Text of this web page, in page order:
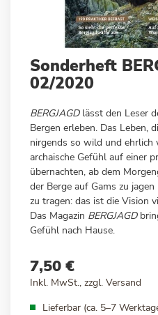
Anfang
der
springen
Sonderheft
02/2020
BERGJAGDlässt den Leser
Bergen erleben. Das Leben,
nirgends so wild und ehrlich
archaische Gefühl auf einer
übernachten, ab dem
der Berge auf Gams zu
zu tragen: das ist die Vision
Das Magazin BERGJAGD
Gefühl nach Hause.
7,50 €
Inkl. MwSt., zzgl. Versand
Lieferbar (ca. 5–7